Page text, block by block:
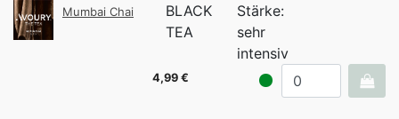
Mumbai Chai
BLACK
TEA
Stärke:
sehr
intensiv
4,99 €